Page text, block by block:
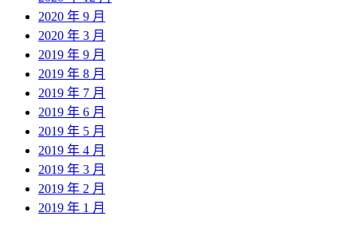
2020 年 9 月
2020 年 3 月
2019 年 9 月
2019 年 8 月
2019 年 7 月
2019 年 6 月
2019 年 5 月
2019 年 4 月
2019 年 3 月
2019 年 2 月
2019 年 1 月